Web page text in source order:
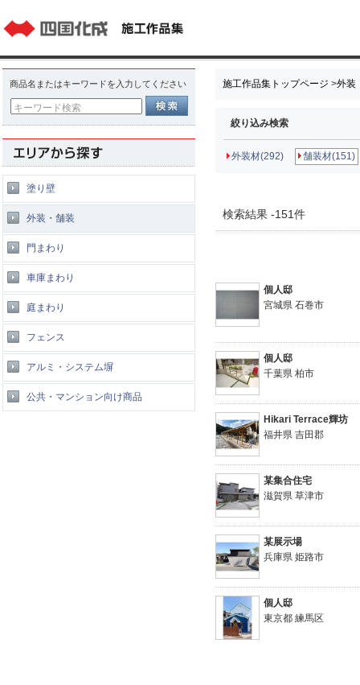
商品名またはキーワードを入力してください
キーワード検索
塗り壁
外装・舗装
門まわり
車庫まわり
庭まわり
フェンス
アルミ・システム塀
公共・マンション向け商品
施工作品集トップページ >外装
絞り込み検索
外装材(292) 舗装材(151)
検索結果 -151件
個人邸
宮城県 石巻市
個人邸
千葉県 柏市
Hikari Terrace輝坊
福井県 吉田郡
某集合住宅
滋賀県 草津市
某展示場
兵庫県 姫路市
個人邸
東京都 練馬区